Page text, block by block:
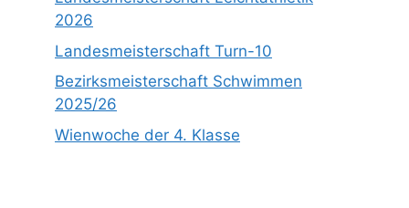
2026
Landesmeisterschaft Turn-10
Bezirksmeisterschaft Schwimmen
2025/26
Wienwoche der 4. Klasse